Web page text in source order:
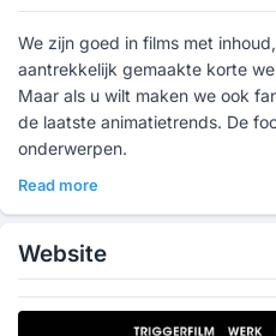
We zijn goed in films met
aantrekkelijk gemaakte korte
Maar als u wilt maken we ook
de laatste animatietrends. De
onderwerpen.
Read more
Website